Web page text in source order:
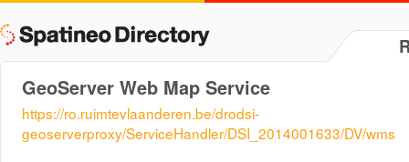
GeoServer Web Map Service
https://ro.ruimtevlaanderen.be/drodsi-
geoserverproxy/ServiceHandler/DSI_2014001633/DV/wms